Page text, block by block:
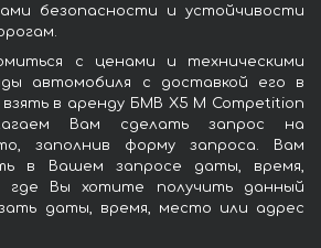
безопасности и устойчивости
с ценами и техническими
автомобиля с доставкой его в
в аренду БМВ X5 M Competition
Вам сделать запрос на
заполнив форму запроса. Вам
в Вашем запросе даты, время,
где Вы хотите получить данный
даты, время, место или адрес